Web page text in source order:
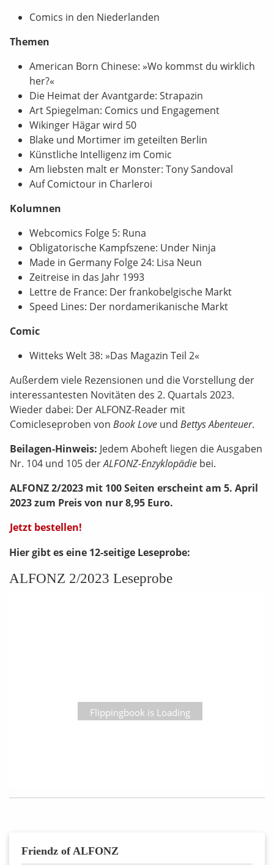
Comics in den Niederlanden
Themen
American Born Chinese: »Wo kommst du wirklich
her?«
Die Heimat der Avantgarde: Strapazin
Art Spiegelman: Comics und Engagement
Wikinger Hägar wird 50
Blake und Mortimer im geteilten Berlin
Künstliche Intelligenz im Comic
Am liebsten malt er Monster: Tony Sandoval
Auf Comictour in Charleroi
Kolumnen
Webcomics Folge 5: Runa
Obligatorische Kampfszene: Under Ninja
Made in Germany Folge 24: Lisa Neun
Zeitreise in das Jahr 1993
Lettre de France: Der frankobelgische Markt
Speed Lines: Der nordamerikanische Markt
Comic
Witteks Welt 38: »Das Magazin Teil 2«
Außerdem viele Rezensionen und die Vorstellung der
interessantesten Novitäten des 2. Quartals 2023.
Wieder dabei: Der ALFONZ-Reader mit
Comicleseproben von Book Love und Bettys Abenteuer.
Beilagen-Hinweis: Jedem Aboheft liegen die Ausgaben
Nr. 104 und 105 derALFONZ-Enzyklopädie bei.
ALFONZ 2/2023 mit 100 Seiten erscheint am 5. April
2023 zum Preis von nur 8,95 Euro.
Jetzt bestellen!
Hier gibt es eine 12-seitige Leseprobe:
ALFONZ 2/2023 Leseprobe
Flippingbook is Loading
Friendz of ALFONZ